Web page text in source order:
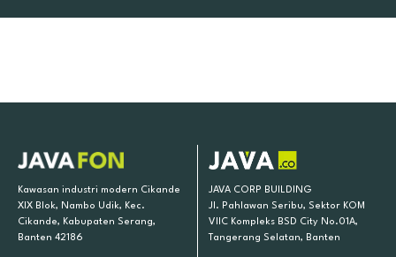
Kawasan industri modern Cikande
XIX Blok, Nambo Udik, Kec.
Cikande, Kabupaten Serang,
Banten 42186
JAVA CORP BUILDING
Jl. Pahlawan Seribu, Sektor KOM
VIIC Kompleks BSD City No.01A,
Tangerang Selatan, Banten